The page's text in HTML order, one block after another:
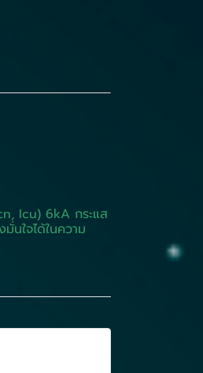
Icu) 6kA กระแส
นใจได้ในความ